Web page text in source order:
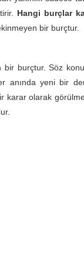
Hangi burçlar
bir burçtur.
burçtur. Söz
anında yeni bir
karar olarak